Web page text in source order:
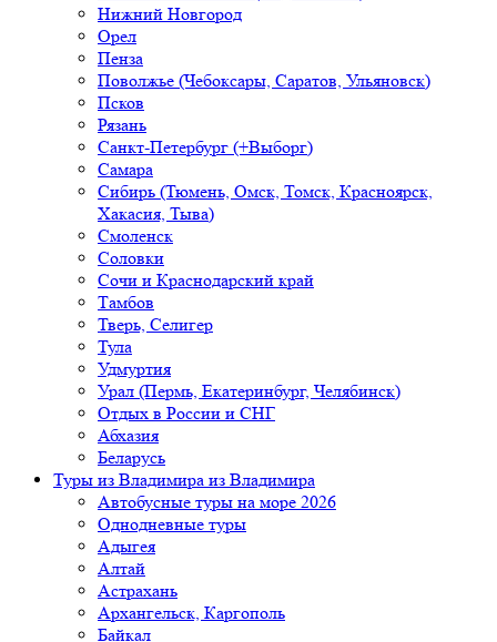
Нижний Новгород
Орел
Пенза
Поволжье (Чебоксары, Саратов, Ульяновск)
Псков
Рязань
Санкт-Петербург (+Выборг)
Самара
Сибирь (Тюмень, Омск, Томск, Красноярск,
Хакасия, Тыва)
Смоленск
Соловки
Сочи и Краснодарский край
Тамбов
Тверь, Селигер
Тула
Удмуртия
Урал (Пермь, Екатеринбург, Челябинск)
Отдых в России и СНГ
Абхазия
Беларусь
Туры из Владимира из Владимира
Автобусные туры на море 2026
Однодневные туры
Адыгея
Алтай
Астрахань
Архангельск, Каргополь
Байкал